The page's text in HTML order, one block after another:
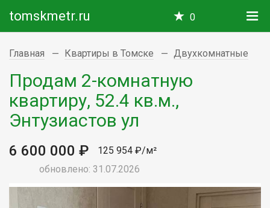
tomskmetr.ru 0
Главная Квартиры в Томске Двухкомнатные
Продам 2-комнатную
квартиру, 52.4 кв.м.,
Энтузиастов ул
6 600 000 ₽
125 954 ₽/м²
обновлено: 31.07.2026